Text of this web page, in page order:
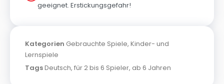
geeignet. Erstickungsgefahr!
Kategorien Gebrauchte Spiele, Kinder- und
Lernspiele
TagsDeutsch, für 2 bis 6 Spieler, ab 6 Jahren